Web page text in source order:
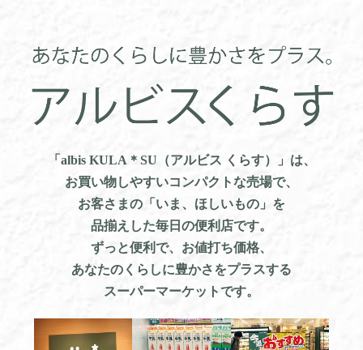
「albis KULA＊SU（アルビス くらす）」は、
お買い物しやすいコンパクトな売場で、
お客さまの「いま、ほしいもの」を
品揃えした毎日の便利店です。
ずっと便利で、お値打ち価格、
あなたのくらしに豊かさをプラスする
スーパーマーケットです。